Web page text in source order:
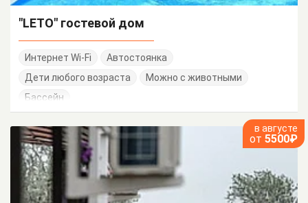
"LETO" гостевой дом
Интернет Wi-Fi
Автостоянка
Дети любого возраста
Можно с животными
Бассейн
в августе
от 5500₽